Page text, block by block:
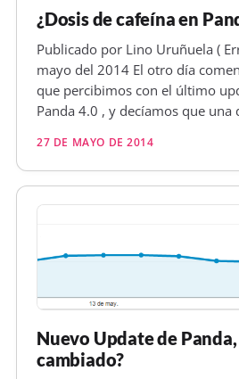
¿Dosis de cafeína en
Publicado por Lino Uruñuela (
mayo del 2014 El otro día
que percibimos con el último
Panda 4.0 , y decíamos que una
resultados de un mismo
página de las serps. Ahora leo
27 DE MAYO DE 2014
Nuevo Update de Panda,
cambiado?